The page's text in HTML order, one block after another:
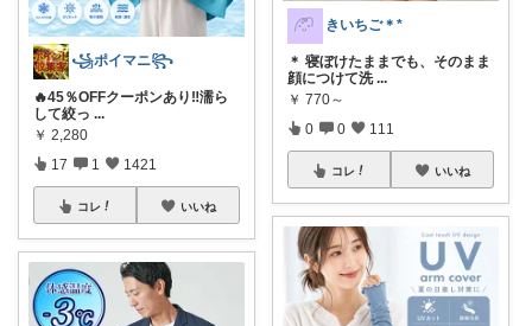
꧁ポイマニ꧂
🔥45％OFFクーポンあり‼️濡ら
して絞っ ...
￥ 2,280
17 1 1421
コレ いいね
きいちご＊*
＊ 寝ぼけたままでも、そのまま
顔につけて洗 ...
￥ 770～
0 0 111
コレ いいね